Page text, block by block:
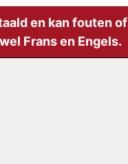
en kan fouten
Frans en Engels.